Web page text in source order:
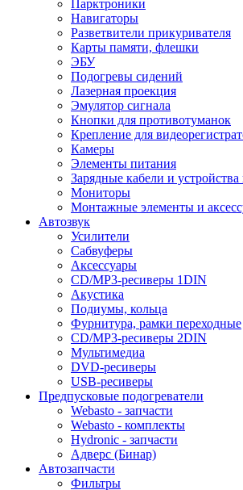
Парктроники
Навигаторы
Разветвители прикуривателя
Карты памяти, флешки
ЭБУ
Подогревы сидений
Лазерная проекция
Эмулятор сигнала
Кнопки для противотуманок
Крепление для
Камеры
Элементы питания
Зарядные кабели и
Мониторы
Монтажные элементы и
Автозвук
Усилители
Сабвуферы
Аксессуары
CD/MP3-ресиверы 1DIN
Акустика
Подиумы, кольца
Фурнитура, рамки переходные
CD/MP3-ресиверы 2DIN
Мультимедиа
DVD-ресиверы
USB-ресиверы
Предпусковые подогреватели
Webasto - запчасти
Webasto - комплекты
Hydronic - запчасти
Адверс (Бинар)
Автозапчасти
Фильтры